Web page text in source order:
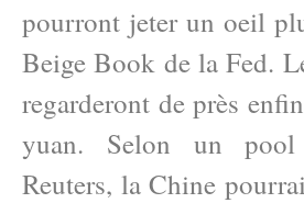
pourront jeter un oeil
Beige Book de la Fed.
regarderont de près
yuan. Selon un pool
Reuters, la Chine